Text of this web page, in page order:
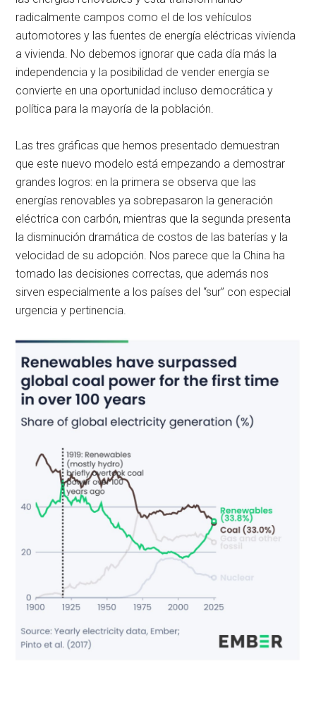
radicalmente campos como el de los vehículos
automotores y las fuentes de energía eléctricas vivienda
a vivienda. No debemos ignorar que cada día más la
independencia y la posibilidad de vender energía se
convierte en una oportunidad incluso democrática y
política para la mayoría de la población.
Las tres gráficas que hemos presentado demuestran
que este nuevo modelo está empezando a demostrar
grandes logros: en la primera se observa que las
energías renovables ya sobrepasaron la generación
eléctrica con carbón, mientras que la segunda presenta
la disminución dramática de costos de las baterías y la
velocidad de su adopción. Nos parece que la China ha
tomado las decisiones correctas, que además nos
sirven especialmente a los países del “sur” con especial
urgencia y pertinencia.